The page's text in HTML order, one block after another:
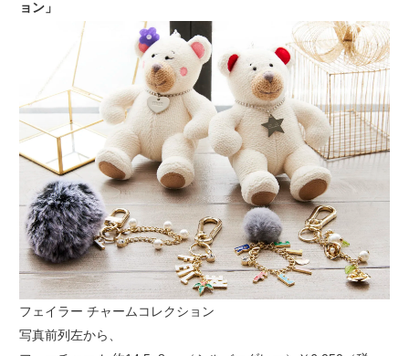
ョン」
フェイラー チャームコレクション
写真前列左から、